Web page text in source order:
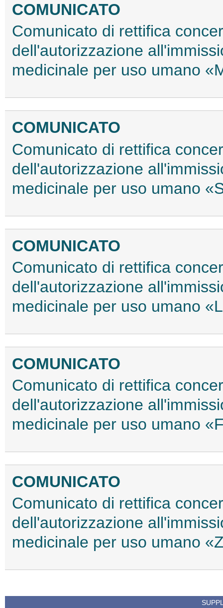
COMUNICATO
Comunicato di rettifica
dell'autorizzazione
medicinale per uso umano
COMUNICATO
Comunicato di rettifica
dell'autorizzazione
medicinale per uso umano
COMUNICATO
Comunicato di rettifica
dell'autorizzazione
medicinale per uso umano
COMUNICATO
Comunicato di rettifica
dell'autorizzazione
medicinale per uso umano
COMUNICATO
Comunicato di rettifica
dell'autorizzazione
medicinale per uso umano